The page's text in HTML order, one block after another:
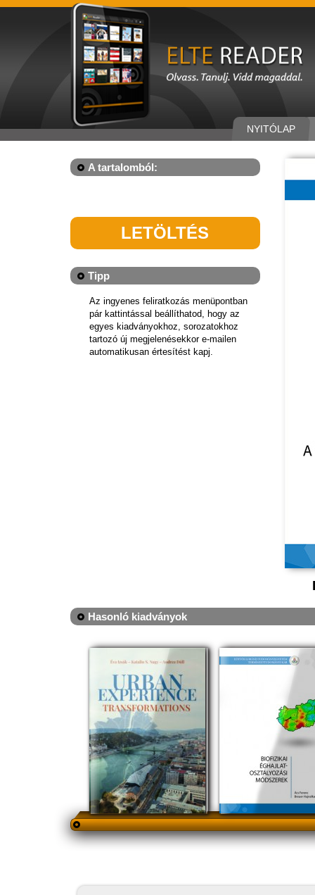
NYITÓLAP
A tartalomból:
LETÖLTÉS
Tipp
Az ingyenes feliratkozás menüpontban
pár kattintással beállíthatod, hogy az
egyes kiadványokhoz, sorozatokhoz
tartozó új megjelenésekkor e-mailen
automatikusan értesítést kapj.
Hasonló kiadványok